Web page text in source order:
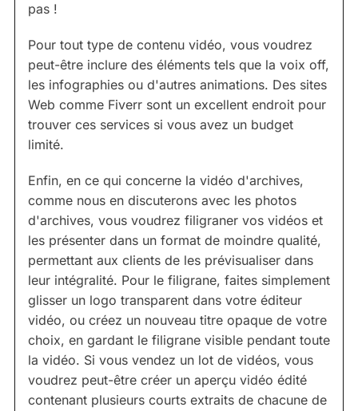
pas !
Pour tout type de contenu vidéo, vous voudrez
peut-être inclure des éléments tels que la voix off,
les infographies ou d'autres animations. Des sites
Web comme Fiverr sont un excellent endroit pour
trouver ces services si vous avez un budget
limité.
Enfin, en ce qui concerne la vidéo d'archives,
comme nous en discuterons avec les photos
d'archives, vous voudrez filigraner vos vidéos et
les présenter dans un format de moindre qualité,
permettant aux clients de les prévisualiser dans
leur intégralité. Pour le filigrane, faites simplement
glisser un logo transparent dans votre éditeur
vidéo, ou créez un nouveau titre opaque de votre
choix, en gardant le filigrane visible pendant toute
la vidéo. Si vous vendez un lot de vidéos, vous
voudrez peut-être créer un aperçu vidéo édité
contenant plusieurs courts extraits de chacune de